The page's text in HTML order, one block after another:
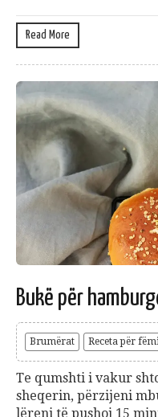
Read More
Bukë për
Brumërat Receta për
Te qumshti i vakur
sheqerin, përzijeni
lëreni të pushoj 15